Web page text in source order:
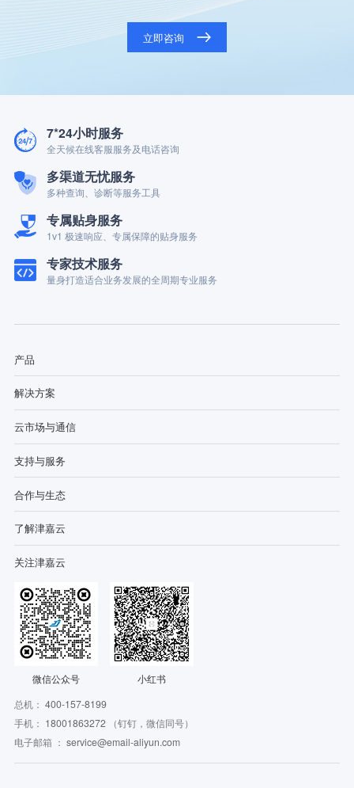
立即咨询
7*24小时服务
全天候在线客服服务及电话咨询
多渠道无忧服务
多种查询、诊断等服务工具
专属贴身服务
1v1 极速响应、专属保障的贴身服务
专家技术服务
量身打造适合业务发展的全周期专业服务
产品
解决方案
云市场与通信
支持与服务
合作与生态
了解津嘉云
关注津嘉云
微信公众号
小红书
总机： 400-157-8199
手机： 18001863272（钉钉，微信同号）
电子邮箱 ： service@email-aliyun.com